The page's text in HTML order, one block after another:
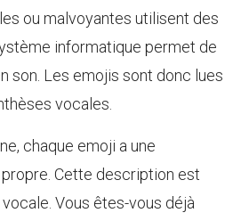
ou malvoyantes utilisent des
informatique permet de
son. Les emojis sont donc lues
vocales.
chaque emoji a une
Cette description est
Vous êtes-vous déjà